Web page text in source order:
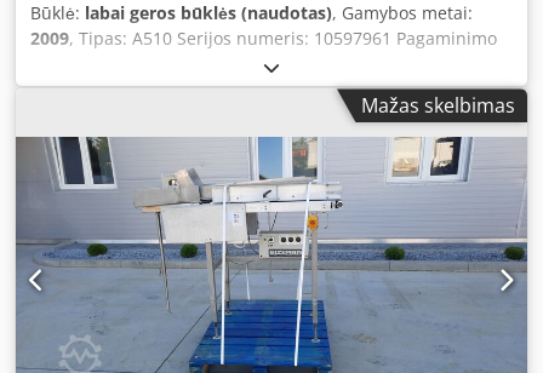
Būklė: labai geros būklės (naudotas), Gamybos metai:
2009, Tipas: A510 Serijos numeris: 10597961 Pagaminimo
metai: 2009 Juostos plotis: 300 mm Greitis: maks. 250
gabaliukų/min Griežinėlio storis: 0,5–30 mm Crodpfjyhm T
Eox Amhof Pateikimo ilgis: maks. 600 mm Gaminio
diametras: maks. 210 x 180 mm Sluoksniavimo aukštis:
maks. 60 mm Peilio diametras: 420 mm Galia: 3 x 400 V, 50
Hz, 2,3 kW Išmatavimai: 2350 x 800 x 1850 mm Svoris: 420
Mažas skelbimas